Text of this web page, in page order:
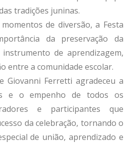
tradições juninas.
de diversão, a Festa
da preservação da
de aprendizagem,
entre a comunidade escolar.
Giovanni Ferretti agradeceu a
e o empenho de todos os
e participantes que
da celebração, tornando o
de união, aprendizado e